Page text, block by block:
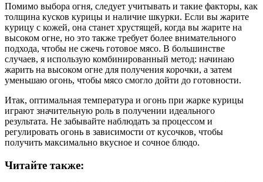
Помимо выбора огня, следует учитывать и такие факторы, как
толщина кусков курицы и наличие шкурки. Если вы жарите
курицу с кожей, она станет хрустящей, когда вы жарите на
высоком огне, но это также требует более внимательного
подхода, чтобы не сжечь готовое мясо. В большинстве
случаев, я использую комбинированный метод: начинаю
жарить на высоком огне для получения корочки, а затем
уменьшаю огонь, чтобы мясо смогло дойти до готовности.
Итак, оптимальная температура и огонь при жарке курицы
играют значительную роль в получении идеального
результата. Не забывайте наблюдать за процессом и
регулировать огонь в зависимости от кусочков, чтобы
получить максимально вкусное и сочное блюдо.
Читайте также: